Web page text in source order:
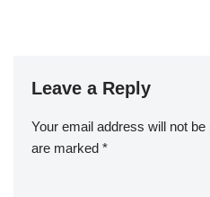
Leave a Reply
Your email address will not be
are marked *